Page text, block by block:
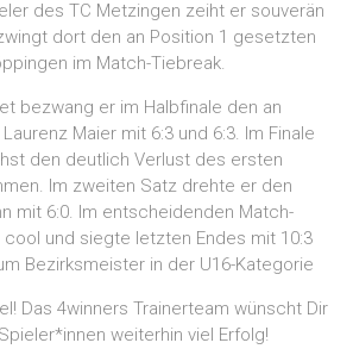
des TC Metzingen zeiht er souverän
dort den an Position 1 gesetzten
im Match-Tiebreak.
bezwang er im Halbfinale den an
Maier mit 6:3 und 6:3. Im Finale
den deutlich Verlust des ersten
Im zweiten Satz drehte er den
mit 6:0. Im entscheidenden Match-
und siegte letzten Endes mit 10:3
Bezirksmeister in der U16-Kategorie
Das 4winners Trainerteam wünscht Dir
weiterhin viel Erfolg!